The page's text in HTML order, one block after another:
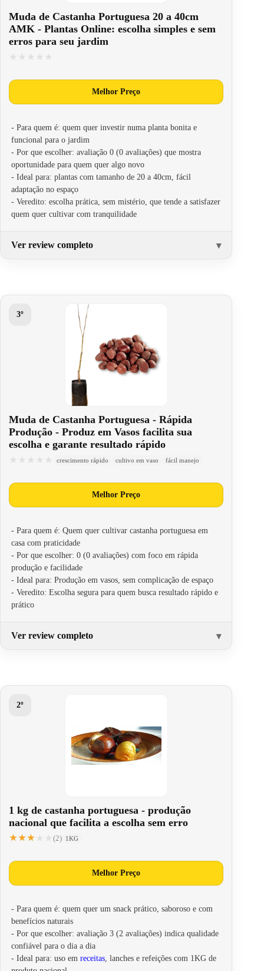
Muda de Castanha Portuguesa 20 a 40cm
AMK - Plantas Online: escolha simples e sem
erros para seu jardim
Melhor Preço
- Para quem é: quem quer investir numa planta bonita e
funcional para o jardim
- Por que escolher: avaliação 0 (0 avaliações) que mostra
oportunidade para quem quer algo novo
- Ideal para: plantas com tamanho de 20 a 40cm, fácil
adaptação no espaço
- Veredito: escolha prática, sem mistério, que tende a satisfazer
quem quer cultivar com tranquilidade
Ver review completo
3º
Muda de Castanha Portuguesa - Rápida
Produção - Produz em Vasos facilita sua
escolha e garante resultado rápido
crescimento rápido cultivo em vaso fácil manejo
Melhor Preço
- Para quem é: Quem quer cultivar castanha portuguesa em
casa com praticidade
- Por que escolher: 0 (0 avaliações) com foco em rápida
produção e facilidade
- Ideal para: Produção em vasos, sem complicação de espaço
- Veredito: Escolha segura para quem busca resultado rápido e
prático
Ver review completo
2º
1 kg de castanha portuguesa - produção
nacional que facilita a escolha sem erro
★★★★★
★★★★★ (2) 1KG
Melhor Preço
- Para quem é: quem quer um snack prático, saboroso e com
benefícios naturais
- Por que escolher: avaliação 3 (2 avaliações) indica qualidade
confiável para o dia a dia
- Ideal para: uso em receitas , lanches e refeições com 1KG de